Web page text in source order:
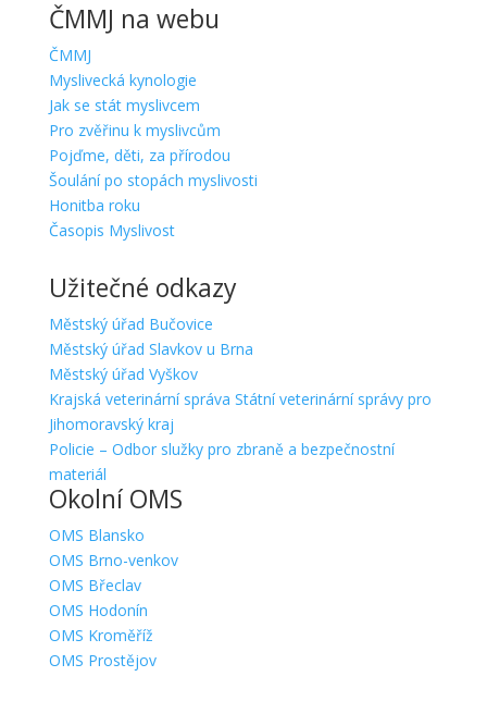
ČMMJ na webu
ČMMJ
Myslivecká kynologie
Jak se stát myslivcem
Pro zvěřinu k myslivcům
Pojďme, děti, za přírodou
Šoulání po stopách myslivosti
Honitba roku
Časopis Myslivost
Užitečné odkazy
Městský úřad Bučovice
Městský úřad Slavkov u Brna
Městský úřad Vyškov
Krajská veterinární správa Státní veterinární správy pro
Jihomoravský kraj
Policie – Odbor služky pro zbraně a bezpečnostní
materiál
Okolní OMS
OMS Blansko
OMS Brno-venkov
OMS Břeclav
OMS Hodonín
OMS Kroměříž
OMS Prostějov